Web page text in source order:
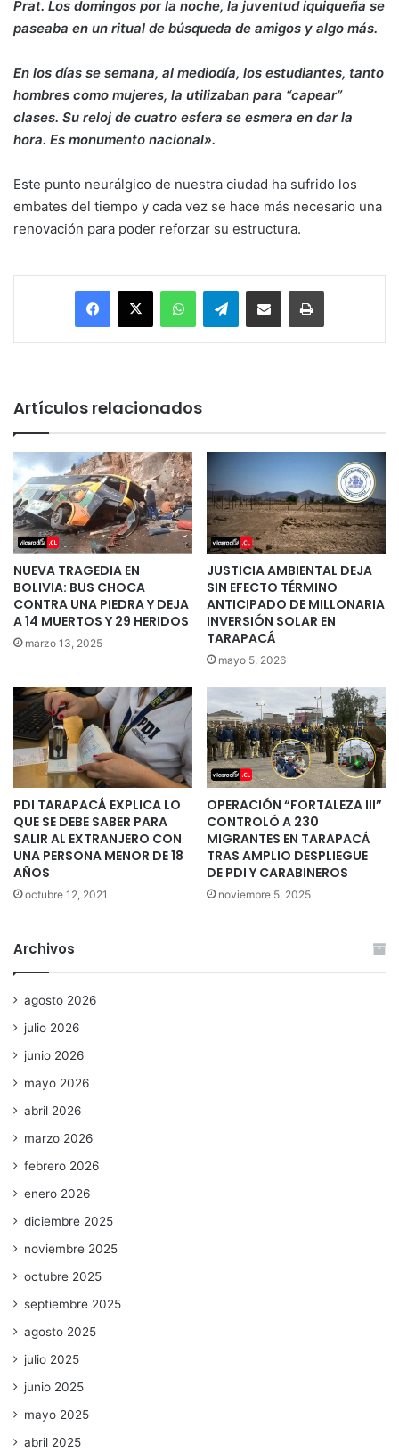
Prat. Los domingos por la noche, la juventud iquiqueña se
paseaba en un ritual de búsqueda de amigos y algo más.
En los días se semana, al mediodía, los estudiantes, tanto
hombres como mujeres, la utilizaban para “capear”
clases. Su reloj de cuatro esfera se esmera en dar la
hora. Es monumento nacional».
Este punto neurálgico de nuestra ciudad ha sufrido los
embates del tiempo y cada vez se hace más necesario una
renovación para poder reforzar su estructura.
Facebook
X WhatsAppTelegramEnviar vía email Imprimir
Artículos relacionados
NUEVA TRAGEDIA EN
BOLIVIA: BUS CHOCA
CONTRA UNA PIEDRA Y DEJA
A 14 MUERTOS Y 29 HERIDOS
marzo 13, 2025
JUSTICIA AMBIENTAL DEJA
SIN EFECTO TÉRMINO
ANTICIPADO DE MILLONARIA
INVERSIÓN SOLAR EN
TARAPACÁ
mayo 5, 2026
PDI TARAPACÁ EXPLICA LO
QUE SE DEBE SABER PARA
SALIR AL EXTRANJERO CON
UNA PERSONA MENOR DE 18
AÑOS
octubre 12, 2021
OPERACIÓN “FORTALEZA III”
CONTROLÓ A 230
MIGRANTES EN TARAPACÁ
TRAS AMPLIO DESPLIEGUE
DE PDI Y CARABINEROS
noviembre 5, 2025
Archivos
agosto 2026
julio 2026
junio 2026
mayo 2026
abril 2026
marzo 2026
febrero 2026
enero 2026
diciembre 2025
noviembre 2025
octubre 2025
septiembre 2025
agosto 2025
julio 2025
junio 2025
mayo 2025
abril 2025